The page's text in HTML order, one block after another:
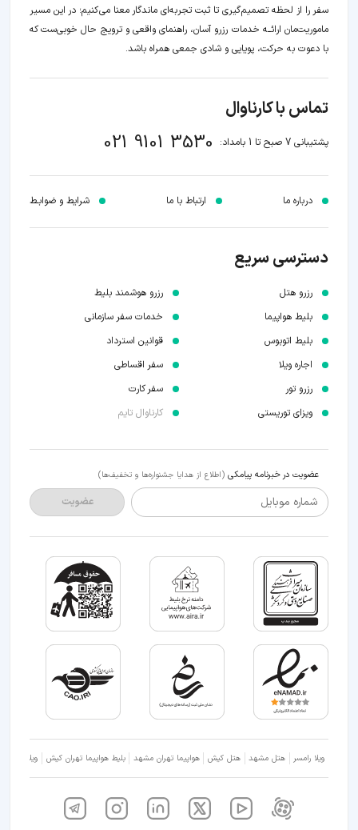
سفر را از لحظه‌ تصمیم‌گیری تا ثبت تجربه‌ای ماندگار معنا می‌کنیم؛ در این مسیر‍
ماموریت‌مان اراﺋــﻪ خدمات رزرو آسان، راهنمای واقعی و ترویج حال خوبی‌ست که
با دعوت به حرکت، پویایی و شادی جمعی همراه باشد.
تماس با کارناوال
پشتیبانی 7 صبح تا 1 بامداد: 021 9101 3530
درباره ما ارتباط با ما شرایط و ضوابـط
دسترسی سریع
رزرو هتل
بلیط هواپیما
بلیط اتوبوس
اجاره ویلا
رزرو تور
ویزای توریستی
رزرو هوشمند بلیط
خدمات سفر سازمانی
قوانین استرداد
سفر اقساطی
سفر کارت
کارناوال تایم
عضویت در خبرنامه پیامکی (اطلاع از هدایا جشنواره‌ها و تخفیف‌ها)
شماره موبایل عضویت
ویلا رامسر هتل مشهد هتل کیش هواپیما تهران مشهد بلیط هواپیما تهران کیش ویلا شمال